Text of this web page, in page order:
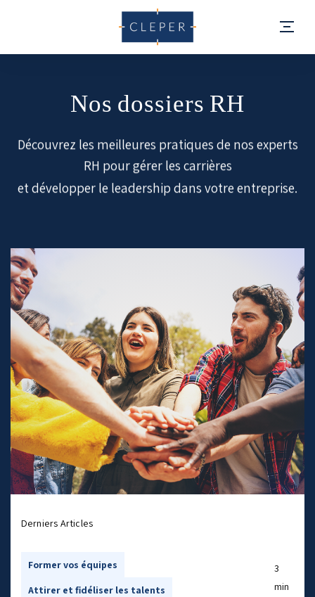
Découvrez les meilleures pratiques de nos experts
RH pour gérer les carrières
et développer le leadership dans votre entreprise.
Derniers Articles
Former vos équipes
Attirer et fidéliser les talents
3
min